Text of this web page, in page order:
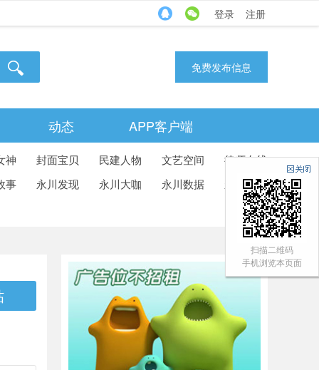
登录 注册
免费发布信息
动态
APP客户端
神 封面宝贝 民建人物 文艺空间
律师在线
事
永川发现 永川大咖 永川数据 永川城视
扫描二维码
手机浏览本页面